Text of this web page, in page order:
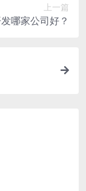
上一篇
哪家公司好？